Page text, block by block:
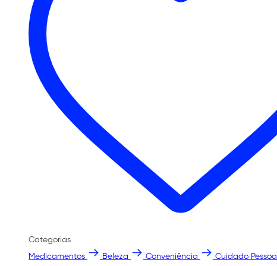
Categorias
Medicamentos
Beleza Conveniência Cuidado Pessoal